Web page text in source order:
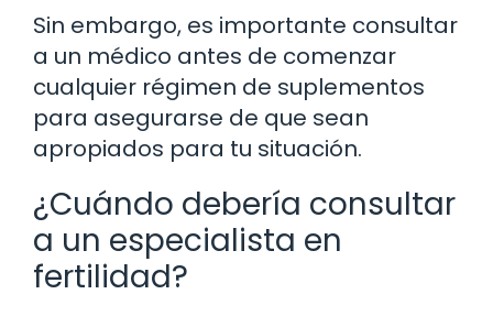
Sin embargo, es importante consultar
a un médico antes de comenzar
cualquier régimen de suplementos
para asegurarse de que sean
apropiados para tu situación.
¿Cuándo debería consultar
a un especialista en
fertilidad?